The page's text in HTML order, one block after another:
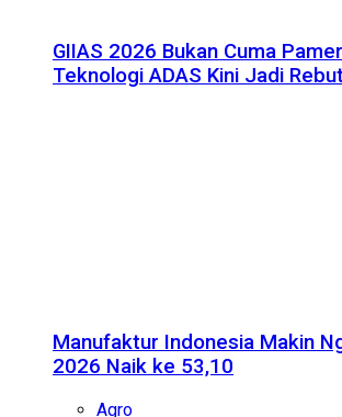
GIIAS 2026 Bukan Cuma
Teknologi ADAS Kini Jadi
Manufaktur Indonesia Makin
2026 Naik ke 53,10
Agro